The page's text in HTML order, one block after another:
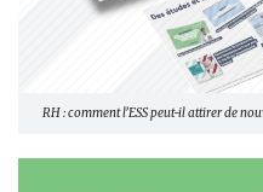
RH : comment l’ESS peut-il attirer de